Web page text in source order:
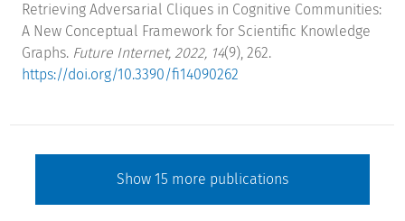
Retrieving Adversarial Cliques in Cognitive Communities:
A New Conceptual Framework for Scientific Knowledge
Graphs. Future Internet, 2022, 14(9), 262.
https://doi.org/10.3390/fi14090262
Show 15 more publications